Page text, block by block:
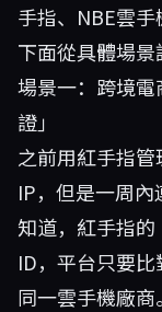
手指、NBE雲手
下面從具體場景
場景一：跨境
證」
之前用紅手指
IP，但是一周
知道，紅手指
ID，平台只要
同一雲手機廠